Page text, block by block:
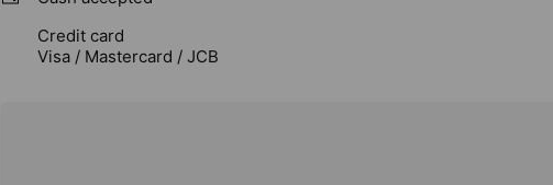
Credit card
Visa / Mastercard / JCB